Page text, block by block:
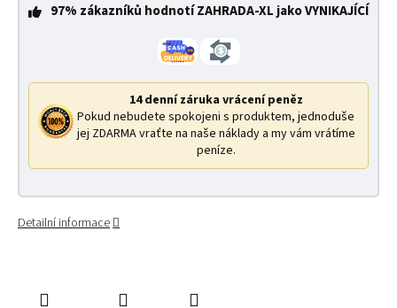
97% zákazníků hodnotí ZAHRADA-XL jako VYNIKAJÍCÍ
14 denní záruka vrácení peněz
Pokud nebudete spokojeni s produktem, jednoduše
jej ZDARMA vraťte na naše náklady a my vám vrátíme
peníze.
Detailní informace